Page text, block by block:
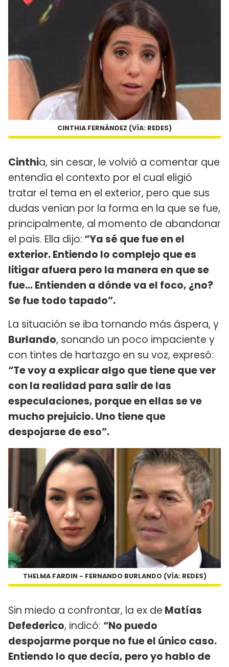
CINTHIA FERNÁNDEZ (VÍA: REDES)
Cinthia, sin cesar, le volvió a comentar que
entendía el contexto por el cual eligió
tratar el tema en el exterior, pero que sus
dudas venían por la forma en la que se fue,
principalmente, al momento de abandonar
el país. Ella dijo: “Ya sé que fue en el
exterior. Entiendo lo complejo que es
litigar afuera pero la manera en que se
fue... Entienden a dónde va el foco, ¿no?
Se fue todo tapado”.
La situación se iba tornando más áspera, y
Burlando, sonando un poco impaciente y
con tintes de hartazgo en su voz, expresó:
“Te voy a explicar algo que tiene que ver
con la realidad para salir de las
especulaciones, porque en ellas se ve
mucho prejuicio. Uno tiene que
despojarse de eso”.
THELMA FARDIN - FERNANDO BURLANDO (VÍA: REDES)
Sin miedo a confrontar, la ex de Matías
Defederico, indicó: “No puedo
despojarme porque no fue el único caso.
Entiendo lo que decía, pero yo hablo de